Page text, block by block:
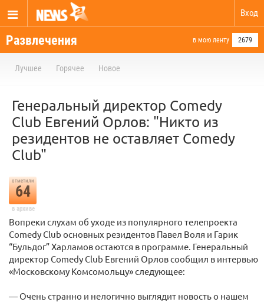
Вход
Развлечения в мою ленту 2679
Лучшее Горячее Новое
Генеральный директор Comedy
Club Евгений Орлов: "Никто из
резидентов не оставляет Comedy
Club"
отметили
64
в архиве
Вопреки слухам об уходе из популярного телепроекта
Comedy Club основных резидентов Павел Воля и Гарик
“Бульдог” Харламов остаются в программе. Генеральный
директор Comedy Club Евгений Орлов сообщил в интервью
«Московскому Комсомольцу» следующее:
— Очень странно и нелогично выглядит новость о нашем